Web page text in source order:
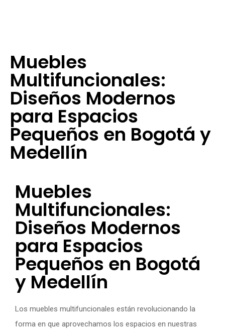
Muebles
Multifuncionales:
Diseños Modernos
para Espacios
Pequeños en Bogotá y
Medellín
Muebles
Multifuncionales:
Diseños Modernos
para Espacios
Pequeños en Bogotá
y Medellín
Los muebles multifuncionales están revolucionando la
forma en que aprovechamos los espacios en nuestras